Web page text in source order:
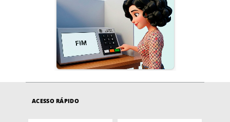
ACESSO RÁPIDO